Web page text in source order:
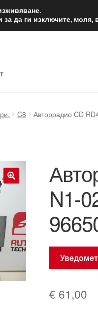
C8 Авторрадио CD
N1-
€ 61,00
да ги изключите, моля,